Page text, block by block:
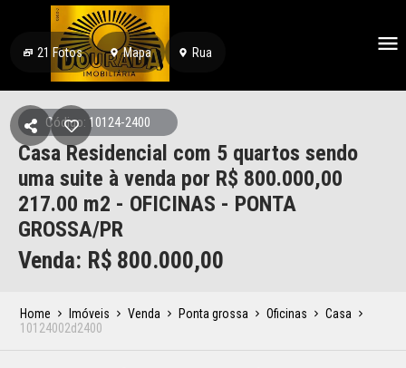
21 Fotos Mapa Rua
Código: 10124-2400
Casa Residencial com 5 quartos sendo
uma suite à venda por R$ 800.000,00
217.00 m2 - OFICINAS - PONTA
GROSSA/PR
Venda: R$ 800.000,00
Home Imóveis Venda Ponta grossa Oficinas
Casa
10124002d2400